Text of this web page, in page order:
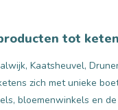
tot
Kaatsheuvel,
zich met unieke
bloemenwinkels en